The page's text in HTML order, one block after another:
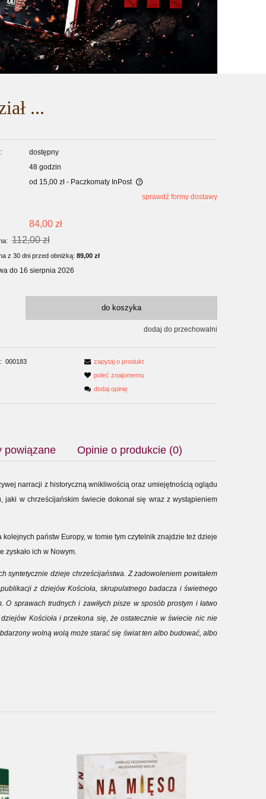
...
dostępny
48 godzin
od 15,00 zł - Paczkomaty InPost
sprawdź formy dostawy
84,00 zł
112,00 zł
z 30 dni przed obniżką:89,00 zł
do 16 sierpnia 2026
do koszyka
dodaj do przechowalni
000183
zapytaj o produkt
poleć znajomemu
dodaj opinię
powiązane Opinie o produkcie (0)
narracji z historyczną wnikliwością oraz umiejętnością oglądu
jaki w chrześcijańskim świecie dokonał się wraz z wystąpieniem
państw Europy, w tomie tym czytelnik znajdzie też dzieje
ich w Nowym.
syntetycznie dzieje chrześcijaństwa. Z zadowoleniem powitałem
z dziejów Kościoła, skrupulatnego badacza i świetnego
sprawach trudnych i zawiłych pisze w sposób prostym i łatwo
Kościoła i przekona się, że ostatecznie w świecie nic nie
wolną wolą może starać się świat ten albo budować, albo